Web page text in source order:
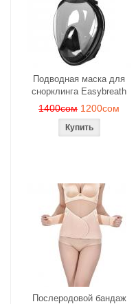
Подводная маска для
снорклинга Easybreath
1400сом 1200сом
Послеродовой бандаж